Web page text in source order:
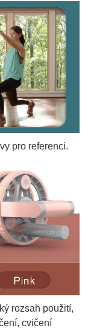
pro referenci.
rozsah použití,
cvičení